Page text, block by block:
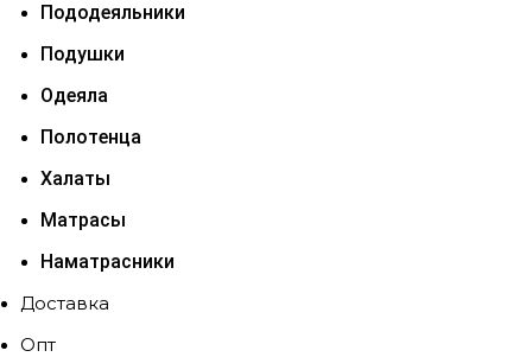
Пододеяльники
Подушки
Одеяла
Полотенца
Халаты
Матрасы
Наматрасники
Доставка
Опт